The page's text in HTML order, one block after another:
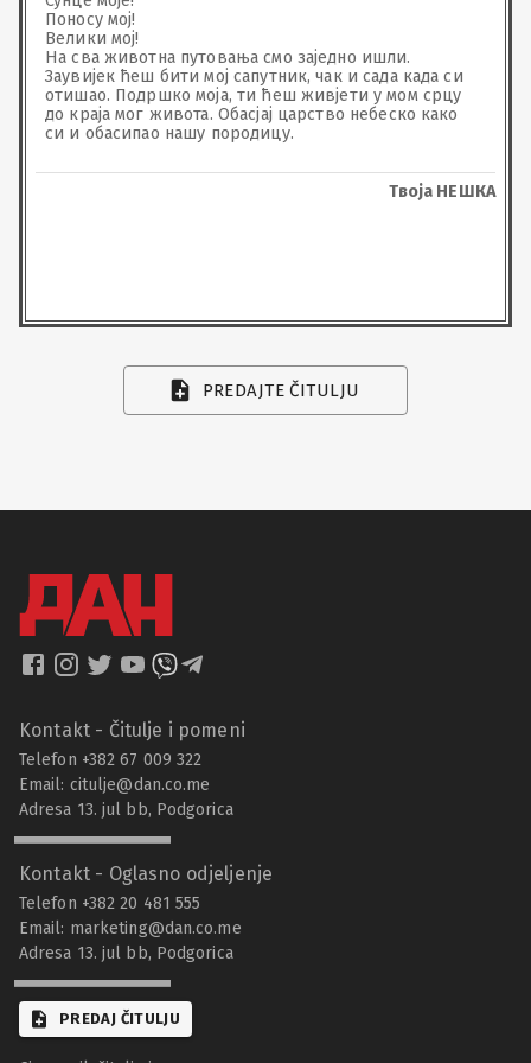
Поносу мој!
Велики мој!
На сва животна путовања смо заједно ишли.
Заувијек ћеш бити мој сапутник, чак и сада када си
отишао. Подршко моја, ти ћеш живјети у мом срцу
до краја мог живота. Обасјај царство небеско како
си и обасипао нашу породицу.
Твоја НЕШКА
PREDAJTE ČITULJU
Kontakt - Čitulje i pomeni
Telefon +382 67 009 322
Email: citulje@dan.co.me
Adresa 13. jul bb, Podgorica
Kontakt - Oglasno odjeljenje
Telefon +382 20 481 555
Email: marketing@dan.co.me
Adresa 13. jul bb, Podgorica
PREDAJ ČITULJU